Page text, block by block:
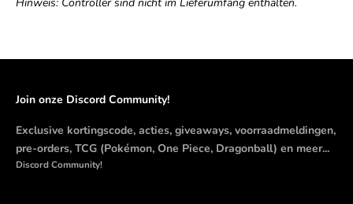
Join onze Discord Community!
Exclusive kortingscode, acties, giveaways, voorraadmeldingen,
pre-orders, TCG (Pokémon, One Piece, Dragonball) en meer...
Discord Community!